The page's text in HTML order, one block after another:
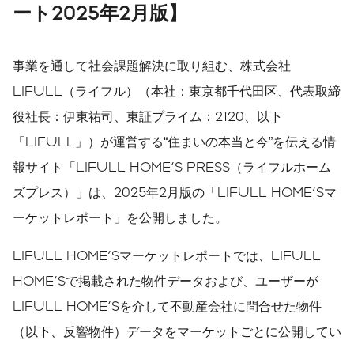
Japanese
ート2025年2月版】
事業を通して社会課題解決に取り組む、株式会社
LIFULL（ライフル）（本社：東京都千代田区、代表取締
役社長：伊東祐司、東証プライム：2120、以下
「LIFULL」）が運営する“住まいの本当と今”を伝える情
報サイト「LIFULL HOME'S PRESS（ライフルホーム
ズプレス）」は、2025年2月版の「LIFULL HOME'Sマ
ーケットレポート」を公開しました。
LIFULL HOME'Sマーケットレポートでは、LIFULL
HOME'Sで掲載された物件データおよび、ユーザーが
LIFULL HOME'Sを介して不動産会社に問合せた物件
（以下、反響物件）データをマーケットごとに公開してい